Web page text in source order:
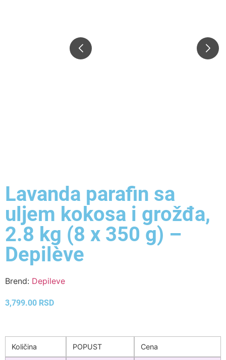
Lavanda parafin sa
uljem kokosa i grožđa,
2.8 kg (8 x 350 g) –
Depilève
Brend: Depileve
3,799.00 RSD
Količina POPUST Cena